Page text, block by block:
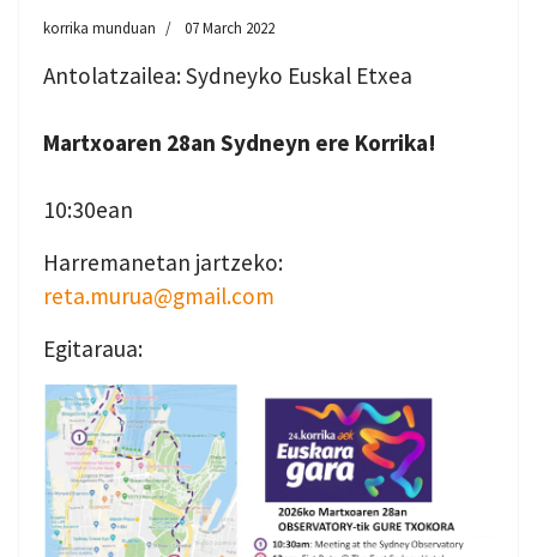
korrika munduan 07 March 2022
Antolatzailea: Sydneyko Euskal Etxea
Martxoaren 28an Sydneyn ere Korrika!
10:30ean
Harremanetan jartzeko:
reta.murua@gmail.com
Egitaraua: